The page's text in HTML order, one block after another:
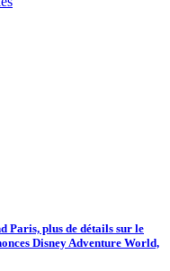
Paris, plus de détails sur le
Disney Adventure World,